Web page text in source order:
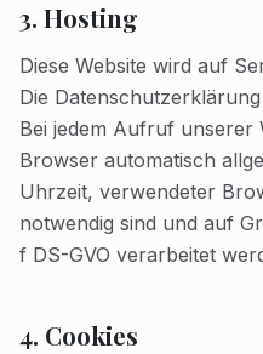
3. Hosting
Diese Website wird auf
Die
Bei jedem Aufruf unserer
Browser automatisch
Uhrzeit, verwendeter
notwendig sind und auf
f DS-GVO verarbeitet
4. Cookies